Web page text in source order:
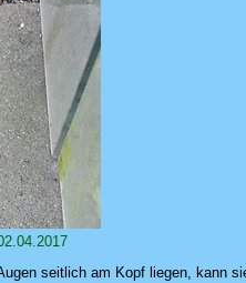
seitlich am Kopf liegen, kann